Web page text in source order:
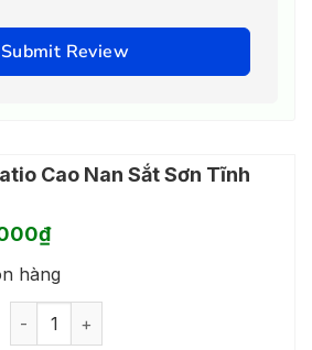
Submit Review
Cao Nan Sắt Sơn Tĩnh
₫Giá
tại
là:
460.000₫.
hàng
Ghế Xếp Cafe Patio Cao Nan Sắt